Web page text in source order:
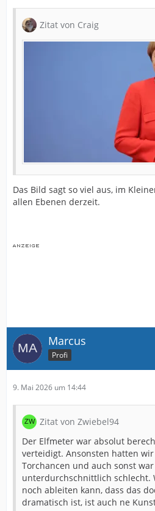
Zitat von Craig
Das Bild sagt so viel aus, im
allen Ebenen derzeit.
Marcus
Profi
9. Mai 2026 um 14:44
Zitat von Zwiebel94
Der Elfmeter war absolut
verteidigt. Ansonsten hatten
Torchancen und auch sonst
unterdurchschnittlich schlecht.
noch ableiten kann, dass das
dramatisch ist, ist auch ne